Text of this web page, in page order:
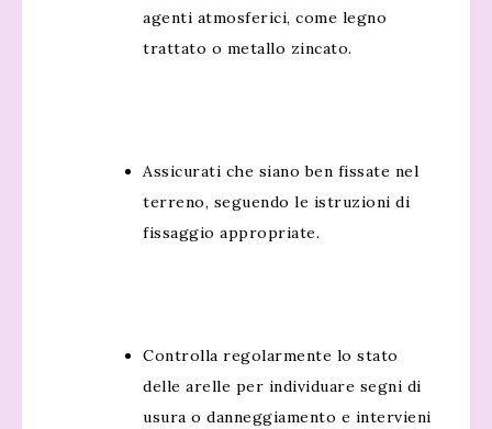
agenti atmosferici, come legno
trattato o metallo zincato.
Assicurati che siano ben fissate nel
terreno, seguendo le istruzioni di
fissaggio appropriate.
Controlla regolarmente lo stato
delle arelle per individuare segni di
usura o danneggiamento e intervieni